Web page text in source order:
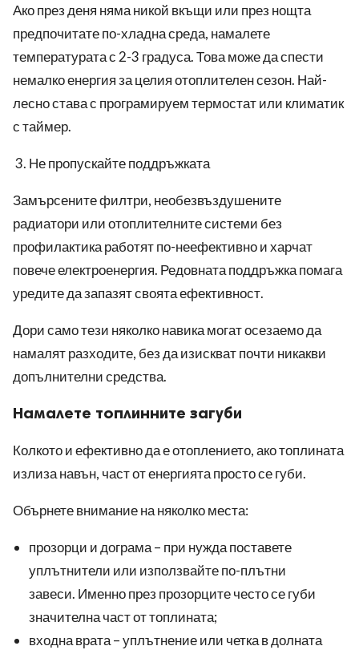
Ако през деня няма никой вкъщи или през нощта
предпочитате по-хладна среда, намалете
температурата с 2-3 градуса. Това може да спести
немалко енергия за целия отоплителен сезон. Най-
лесно става с програмируем термостат или климатик
с таймер.
Не пропускайте поддръжката
Замърсените филтри, необезвъздушените
радиатори или отоплителните системи без
профилактика работят по-неефективно и харчат
повече електроенергия. Редовната поддръжка помага
уредите да запазят своята ефективност.
Дори само тези няколко навика могат осезаемо да
намалят разходите, без да изискват почти никакви
допълнителни средства.
Намалете топлинните загуби
Колкото и ефективно да е отоплението, ако топлината
излиза навън, част от енергията просто се губи.
Обърнете внимание на няколко места:
прозорци и дограма – при нужда поставете
уплътнители или използвайте по-плътни
завеси. Именно през прозорците често се губи
значителна част от топлината;
входна врата – уплътнение или четка в долната